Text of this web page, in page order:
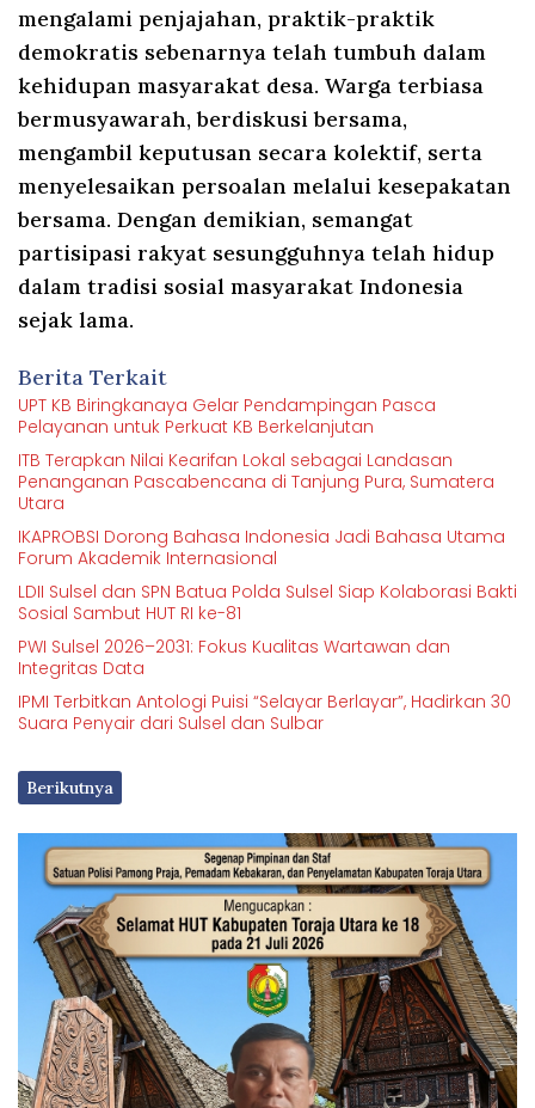
mengalami penjajahan, praktik-praktik
demokratis sebenarnya telah tumbuh dalam
kehidupan masyarakat desa. Warga terbiasa
bermusyawarah, berdiskusi bersama,
mengambil keputusan secara kolektif, serta
menyelesaikan persoalan melalui kesepakatan
bersama. Dengan demikian, semangat
partisipasi rakyat sesungguhnya telah hidup
dalam tradisi sosial masyarakat Indonesia
sejak lama.
Berita Terkait
UPT KB Biringkanaya Gelar Pendampingan Pasca
Pelayanan untuk Perkuat KB Berkelanjutan
ITB Terapkan Nilai Kearifan Lokal sebagai Landasan
Penanganan Pascabencana di Tanjung Pura, Sumatera
Utara
IKAPROBSI Dorong Bahasa Indonesia Jadi Bahasa Utama
Forum Akademik Internasional
LDII Sulsel dan SPN Batua Polda Sulsel Siap Kolaborasi Bakti
Sosial Sambut HUT RI ke-81
PWI Sulsel 2026–2031: Fokus Kualitas Wartawan dan
Integritas Data
IPMI Terbitkan Antologi Puisi “Selayar Berlayar”, Hadirkan 30
Suara Penyair dari Sulsel dan Sulbar
Berikutnya